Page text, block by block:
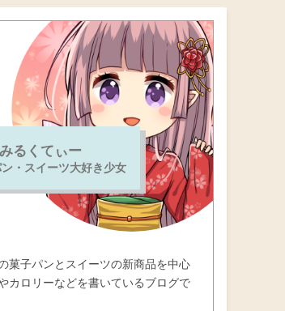
みるくてぃー
・スイーツ大好き少女
菓子パンとスイーツの新商品を中心
カロリーなどを書いているブログで